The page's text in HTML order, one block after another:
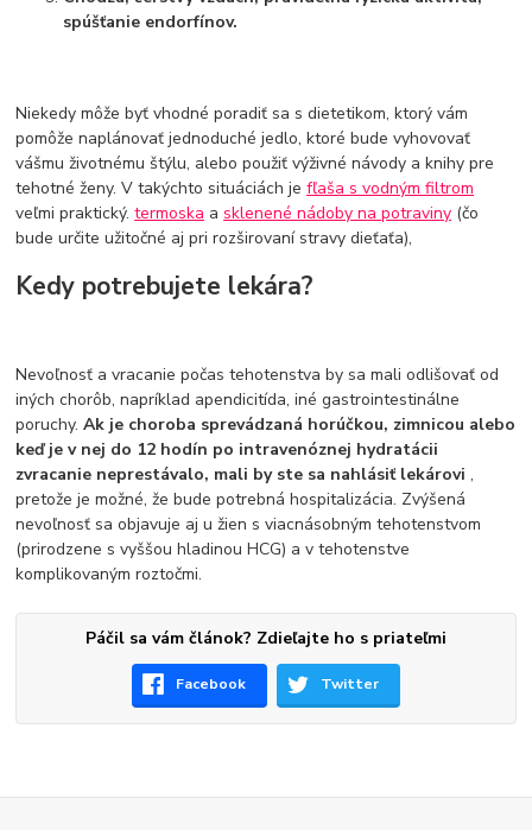
spúšťanie endorfínov.
Niekedy môže byť vhodné poradiť sa s dietetikom, ktorý vám
pomôže naplánovať jednoduché jedlo, ktoré bude vyhovovať
vášmu životnému štýlu, alebo použiť výživné návody a knihy pre
tehotné ženy. V takýchto situáciách jefľaša s vodným filtrom
veľmi praktický.termoska asklenené nádoby na potraviny (čo
bude určite užitočné aj pri rozširovaní stravy dieťaťa),
Kedy potrebujete lekára?
Nevoľnosť a vracanie počas tehotenstva by sa mali odlišovať od
iných chorôb, napríklad apendicitída, iné gastrointestinálne
poruchy.Ak je choroba sprevádzaná horúčkou, zimnicou alebo
keď je v nej do 12 hodín po intravenóznej hydratácii
zvracanie neprestávalo, mali by ste sa nahlásiť lekárovi,
pretože je možné, že bude potrebná hospitalizácia. Zvýšená
nevoľnosť sa objavuje aj u žien s viacnásobným tehotenstvom
(prirodzene s vyššou hladinou HCG) a v tehotenstve
komplikovaným roztočmi.
Páčil sa vám článok? Zdieľajte ho s priateľmi
Facebook Twitter